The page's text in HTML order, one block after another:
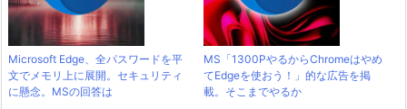
Microsoft Edge、全パスワードを平
文でメモリ上に展開。セキュリティ
に懸念。MSの回答は
MS「1300PやるからChromeはやめ
てEdgeを使おう！」的な広告を掲
載。そこまでやるか